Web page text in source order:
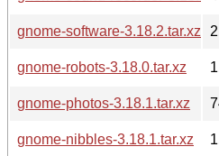
gnome-software-3.18.2.tar.xz
gnome-robots-3.18.0.tar.xz
gnome-photos-3.18.1.tar.xz
gnome-nibbles-3.18.1.tar.xz